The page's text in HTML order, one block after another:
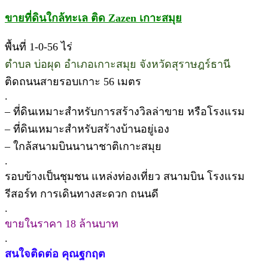
ขายที่ดินใกล้ทะเล ติด Zazen เกาะสมุย
พื้นที่ 1-0-56 ไร่
ตำบล บ่อผุด อำเภอเกาะสมุย จังหวัดสุราษฎร์ธานี
ติดถนนสายรอบเกาะ 56 เมตร
.
– ที่ดินเหมาะสำหรับการสร้างวิลล่าขาย หรือโรงแรม
– ที่ดินเหมาะสำหรับสร้างบ้านอยู่เอง
– ใกล้สนามบินนานาชาติเกาะสมุย
.
รอบข้างเป็นชุมชน แหล่งท่องเที่ยว สนามบิน โรงแรม
รีสอร์ท การเดินทางสะดวก ถนนดี
.
ขายในราคา 18 ล้านบาท
.
สนใจติดต่อ คุณฐกฤต